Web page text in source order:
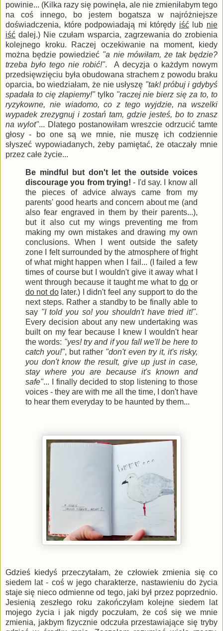
powinie... (Kilka razy się powinęła, ale nie zmieniłabym tego
na coś innego, bo jestem bogatsza w najróżniejsze
doświadczenia, które podpowiadają mi którędy iśćlub nie
iść dalej.) Nie czułam wsparcia, zagrzewania do zrobienia
kolejnego kroku. Raczej oczekiwanie na moment, kiedy
można będzie powiedzieć "a nie mówiłam, że tak będzie?
trzeba było tego nie robić!". A decyzja o każdym nowym
przedsięwzięciu była obudowana strachem z powodu braku
oparcia, bo wiedziałam, że nie usłyszę "tak! próbuj i gdybyś
spadała to cię złapiemy!"tylko "raczej nie bierz się za to, to
ryzykowne, nie wiadomo, co z tego wyjdzie, na wszelki
wypadek zrezygnuj i zostań tam, gdzie jesteś, bo to znasz
na wylot"... Dlatego postanowiłam wreszcie odrzucić tamte
głosy - bo one są we mnie, nie muszę ich codziennie
słyszeć wypowiadanych, żeby pamiętać, że otaczały mnie
przez całe życie...
Be mindful but don't let the outside voices
discourage you from trying! - I'd say. I know all
the pieces of advice always came from my
parents' good hearts and concern about me (and
also fear engraved in them by their parents...),
but it also cut my wings preventing me from
making my own mistakes and drawing my own
conclusions. When I went outside the safety
zone I felt surrounded by the atmosphere of fright
of what might happen when I fail... (I failed a few
times of course but I wouldn't give it away what I
went through because it taught me what todo or
do not dolater.) I didn't feel any support to do the
next steps. Rather a standby to be finally able to
say "I told you so! you shouldn't have tried it!".
Every decision about any new undertaking was
built on my fear because I knew I wouldn't hear
the words: "yes! try and if you fall we'll be here to
catch you!", but rather "don't even try it, it's risky,
you don't know the result, give up just in case,
stay where you are because it's known and
safe"... I finally decided to stop listening to those
voices - they are with me all the time, I don't have
to hear them everyday to be haunted by them...
Gdzieś kiedyś przeczytałam, że człowiek zmienia się co
siedem lat - coś w jego charakterze, nastawieniu do życia
staje się nieco odmienne od tego, jaki był przez poprzednio.
Jesienią zeszłego roku zakończyłam kolejne siedem lat
mojego życia i jak nigdy poczułam, że coś się we mnie
zmienia, jakbym fizycznie odczuła przestawiające się tryby